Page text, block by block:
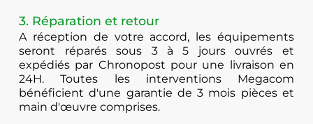
3. Réparation et retour
A réception de votre accord, les équipements
seront réparés sous 3 à 5 jours ouvrés et
expédiés par Chronopost pour une livraison en
24H. Toutes les interventions Megacom
bénéficient d'une garantie de 3 mois pièces et
main d'œuvre comprises.